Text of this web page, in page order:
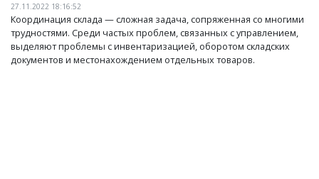
27.11.2022 18:16:52
Координация склада — сложная задача, сопряженная со многими
трудностями. Среди частых проблем, связанных с управлением,
выделяют проблемы с инвентаризацией, оборотом складских
документов и местонахождением отдельных товаров.